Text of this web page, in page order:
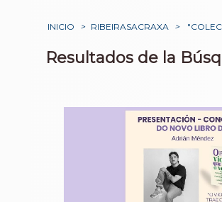
INICIO > RIBEIRASACRAXA >
Resultados de la